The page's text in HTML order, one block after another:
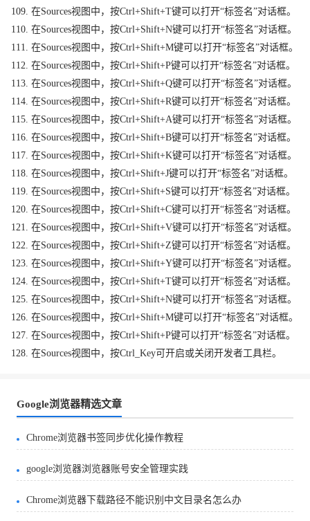
109. 在Sources视图中，按Ctrl+Shift+T键可以打开“标签名”对话框。
110. 在Sources视图中，按Ctrl+Shift+N键可以打开“标签名”对话框。
111. 在Sources视图中，按Ctrl+Shift+M键可以打开“标签名”对话框。
112. 在Sources视图中，按Ctrl+Shift+P键可以打开“标签名”对话框。
113. 在Sources视图中，按Ctrl+Shift+Q键可以打开“标签名”对话框。
114. 在Sources视图中，按Ctrl+Shift+R键可以打开“标签名”对话框。
115. 在Sources视图中，按Ctrl+Shift+A键可以打开“标签名”对话框。
116. 在Sources视图中，按Ctrl+Shift+B键可以打开“标签名”对话框。
117. 在Sources视图中，按Ctrl+Shift+K键可以打开“标签名”对话框。
118. 在Sources视图中，按Ctrl+Shift+J键可以打开“标签名”对话框。
119. 在Sources视图中，按Ctrl+Shift+S键可以打开“标签名”对话框。
120. 在Sources视图中，按Ctrl+Shift+C键可以打开“标签名”对话框。
121. 在Sources视图中，按Ctrl+Shift+V键可以打开“标签名”对话框。
122. 在Sources视图中，按Ctrl+Shift+Z键可以打开“标签名”对话框。
123. 在Sources视图中，按Ctrl+Shift+Y键可以打开“标签名”对话框。
124. 在Sources视图中，按Ctrl+Shift+T键可以打开“标签名”对话框。
125. 在Sources视图中，按Ctrl+Shift+N键可以打开“标签名”对话框。
126. 在Sources视图中，按Ctrl+Shift+M键可以打开“标签名”对话框。
127. 在Sources视图中，按Ctrl+Shift+P键可以打开“标签名”对话框。
128. 在Sources视图中，按Ctrl_Key可开启或关闭开发者工具栏。
Google浏览器精选文章
Chrome浏览器书签同步优化操作教程
google浏览器浏览器账号安全管理实践
Chrome浏览器下载路径不能识别中文目录名怎么办